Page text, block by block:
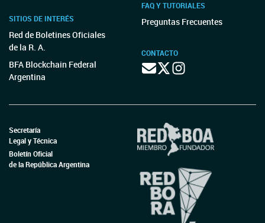
SITIOS DE INTERÉS
Red de Boletines Oficiales
de la R. A.
BFA Blockchain Federal
Argentina
FAQ Y TUTORIALES
Preguntas Frecuentes
CONTACTO
Secretaría
Legal y Técnica
Boletín Oficial
de la República Argentina